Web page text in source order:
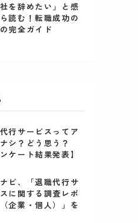
社を辞めたい」と感
読む！転職成功の
完全ガイド
行サービスってア
シ？どう思う？
ンケート結果発表】
ビ、「退職代行サ
に関する調査レポ
企業・個人）」を